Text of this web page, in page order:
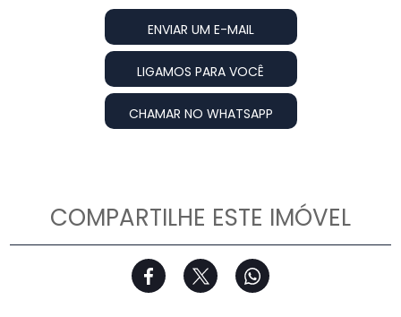
ENVIAR UM E-MAIL
LIGAMOS PARA VOCÊ
CHAMAR NO WHATSAPP
COMPARTILHE ESTE IMÓVEL